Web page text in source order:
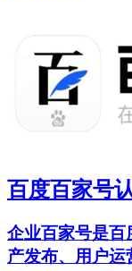
百度百家号
企业百家号是百
产发布、用户运